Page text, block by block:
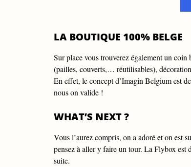
LA BOUTIQUE 100% BELGE
Sur place vous trouverez également un
(pailles, couverts,… réutilisables),
En effet, le concept d’Imagin Belgium est
nous on valide !
WHAT’S NEXT ?
Vous l’aurez compris, on a adoré et on est
pensez à aller y faire un tour. La Flybox est
suite.